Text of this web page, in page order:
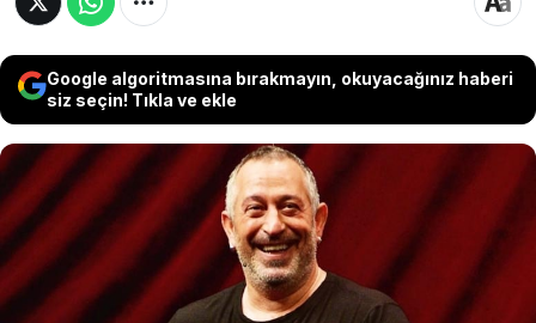
Google algoritmasına bırakmayın, okuyacağınız haberi
siz seçin! Tıkla ve ekle
2012 yılınca oyuncu ve manken Ahu Yağtu ile
dünya evine giren komedyen Cem Yılmaz, 2013
yılında tek celsede boşanmıştı. Uzun süredir
nafaka krizi yaşayan ikiliden Yılmaz'ın